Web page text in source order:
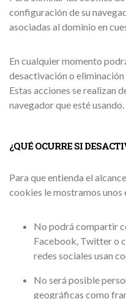
configuración de su
asociadas al dominio en
En cualquier momento
desactivación o
Estas acciones se realizan
navegador que esté usando.
¿QUÉ OCURRE SI
Para que entienda el
cookies le mostramos unos
No podrá compartir
Facebook, Twitter o
redes sociales usan
No será posible
geográficas como